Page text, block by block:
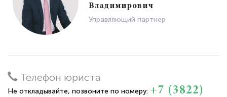
Владимирович
Управляющий партнер
Телефон юриста
Не откладывайте, позвоните по номеру: +7 (3822)